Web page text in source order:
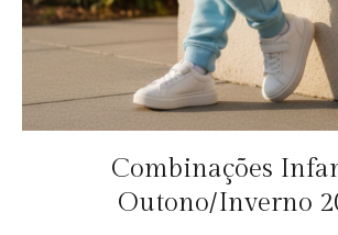
Combinações
Outono/Inverno